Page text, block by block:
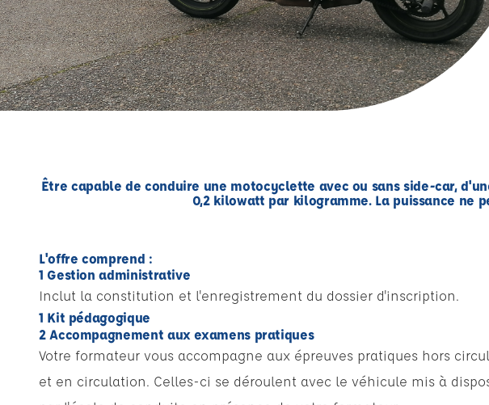
Être capable de conduire une motocyclette avec ou sans side-car,
0,2 kilowatt par kilogramme. La puissance ne
L'offre comprend :
1 Gestion administrative
Inclut la constitution et l'enregistrement du dossier d'inscription.
1 Kit pédagogique
2 Accompagnement aux examens pratiques
Votre formateur vous accompagne aux épreuves pratiques hors
et en circulation. Celles-ci se déroulent avec le véhicule mis à